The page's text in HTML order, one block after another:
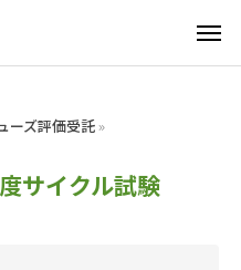
ーズ評価受託»
サイクル試験